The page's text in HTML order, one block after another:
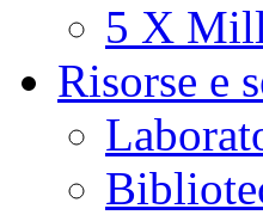
5 X
Risorse e